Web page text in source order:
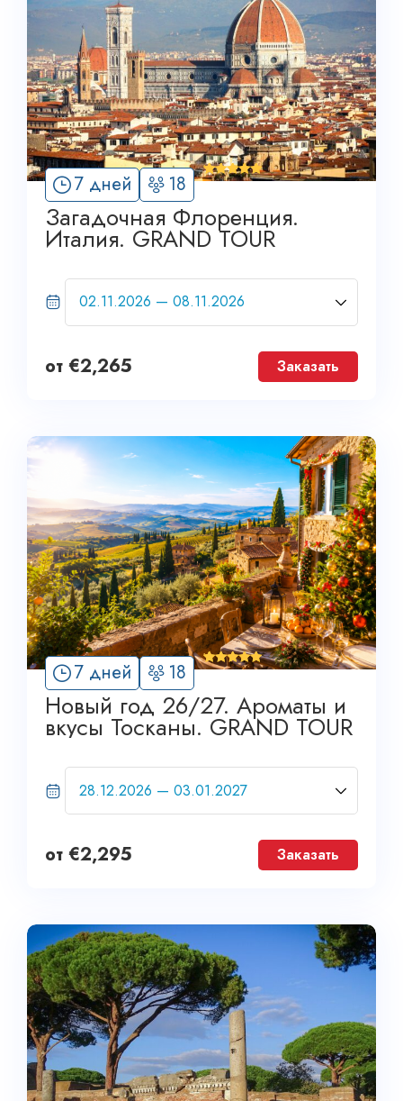
7 дней 18 14
'
Загадочная Флоренция.
Италия. GRAND TOUR
от €2,265 Заказать
7 дней 18
'
Новый год 26/27. Ароматы и
вкусы Тосканы. GRAND TOUR
от €2,295 Заказать